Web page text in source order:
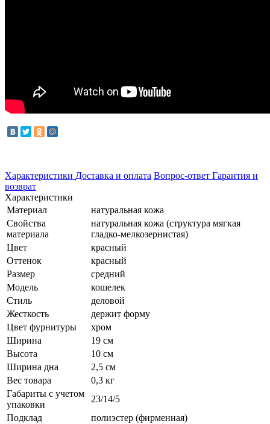
Характеристики Доставка и оплата Вопрос-ответ Гарантия и
возврат
Характеристики
Материал
натуральная кожа
Свойства
материала
натуральная кожа (структура мягкая
гладко-мелкозернистая)
Цвет
красный
Оттенок
красный
Размер
средний
Модель
кошелек
Стиль
деловой
Жесткость
держит форму
Цвет фурнитуры
хром
Ширина
19 см
Высота
10 см
Ширина дна
2,5 см
Вес товара
0,3 кг
Габариты с учетом
упаковки
23/14/5
Подклад
полиэстер (фирменная)